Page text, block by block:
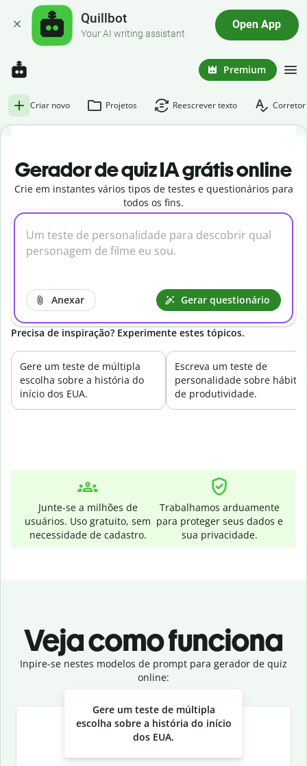
Quillbot
Your AI writing assistant
Open App
Premium
Criar novo Projetos Reescrever texto
Gerador de quiz IA grátis online
Crie em instantes vários tipos de testes e questionários para
todos os fins.
Anexar Gerar questionário
Precisa de inspiração? Experimente estes tópicos.
Gere um teste de múltipla
escolha sobre a história do
início dos EUA.
Escreva um teste de
personalidade sobre hábitos
de produtividade.
Junte-se a milhões de
usuários. Uso gratuito, sem
necessidade de cadastro.
Trabalhamos arduamente
para proteger seus dados e
sua privacidade.
Veja como funciona
Inpire-se nestes modelos de prompt para gerador de quiz
online:
Gere um teste de múltipla
escolha sobre a história do início
dos EUA.